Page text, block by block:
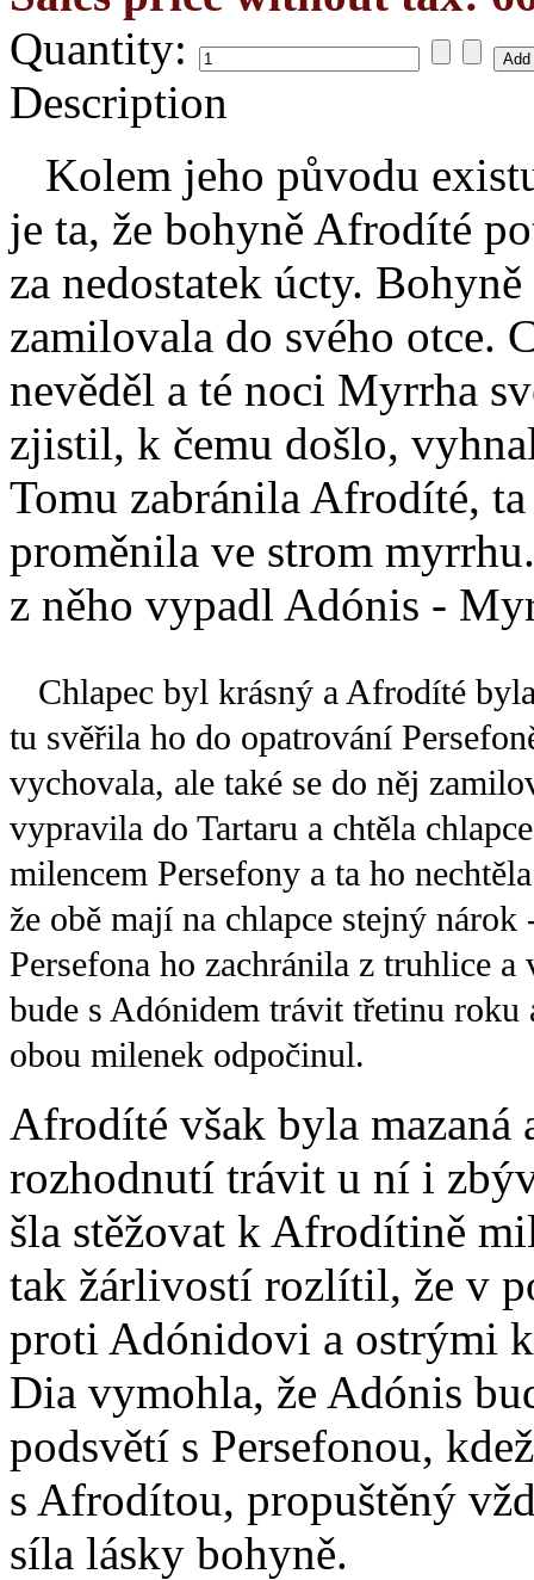
Quantity:
Description
Kolem jeho původu
je ta, že bohyně Afrodíté
za nedostatek úcty.
zamilovala do svého otce.
nevěděl a té noci Myrrha
zjistil, k čemu došlo,
Tomu zabránila Afrodíté,
proměnila ve strom
z něho vypadl Adónis -
Chlapec byl krásný a Afrodíté
tu svěřila ho do opatrování
vychovala, ale také se do něj
vypravila do Tartaru a chtěla
milencem Persefony a ta ho
že obě mají na chlapce stejný
Persefona ho zachránila z truhlice
bude s Adónidem trávit třetinu roku
obou milenek odpočinul.
Afrodíté však byla
rozhodnutí trávit u ní i
šla stěžovat k Afrodítině
tak žárlivostí rozlítil, že v
proti Adónidovi a ostrými
Dia vymohla, že Adónis
podsvětí s Persefonou,
s Afrodítou, propuštěný
síla lásky bohyně.